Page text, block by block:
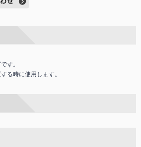
す。
る時に使用します。